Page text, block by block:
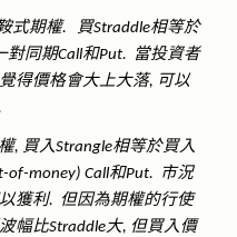
式期權. 買Straddle相等於
對同期Call和Put. 當投資者
得價格會大上大落, 可以
, 買入Strangle相等於買入
of-money) Call和Put. 市況
獲利. 但因為期權的行使
幅比Straddle大, 但買入價